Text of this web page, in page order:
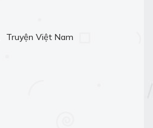
Truyện Việt Nam